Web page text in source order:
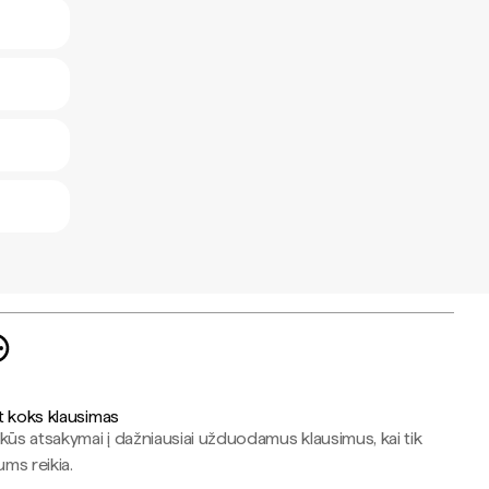
koks klausimas
atsakymai į dažniausiai užduodamus klausimus, kai tik
reikia.